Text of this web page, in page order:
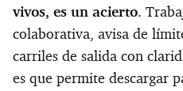
vivos, es un acierto.
colaborativa, avisa de
carriles de salida con
es que permite descargar